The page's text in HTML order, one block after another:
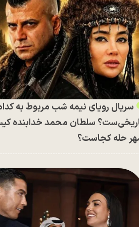
سریال رویای نیمه شب مربوط به
سلطان محمد خدابنده
حله کجاست؟